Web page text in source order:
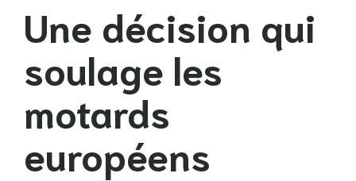
Une décision qui
soulage les
motards
européens